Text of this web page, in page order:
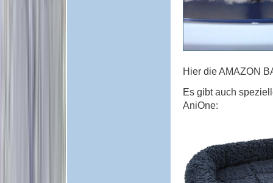
Hier die AMAZON
Es gibt auch
AniOne: